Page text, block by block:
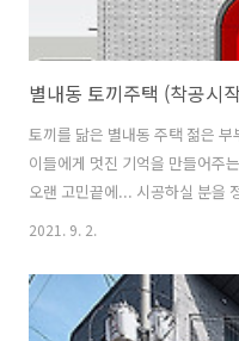
별내동 토끼주택 (착공시
토끼를 닮은 별내동 주택 젊은
이들에게 멋진 기억을 만들어주
오랜 고민끝에... 시공하실 분을
어질 수 있기를......
2021. 9. 2.